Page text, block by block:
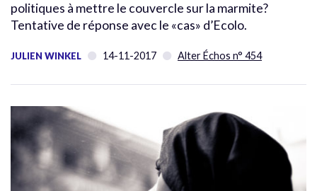
politiques à mettre le couvercle sur la marmite?
Tentative de réponse avec le «cas» d’Ecolo.
JULIEN WINKEL 14-11-2017 Alter Échos n° 454